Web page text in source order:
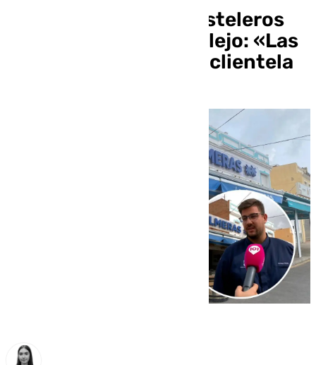
El hartazgo de los hosteleros
del barrio de Pedregalejo: «Las
obras ahuyentan a la clientela